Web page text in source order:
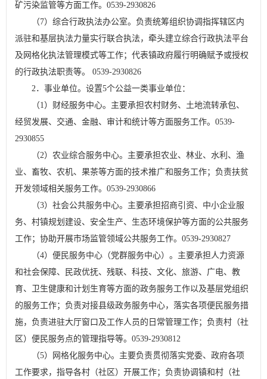
矿污染监管等方面工作。0539-2930826
（7）综合行政执法办公室。负责统筹组织协调指挥辖区内
派驻和基层执法力量实行联合执法，牵头建立综合行政执法平台
及网格化执法管理模式等工作；代表镇政府履行明确赋予或授权
的行政执法职责等。 0539-2930826
2．事业单位。设置5个公益一类事业单位：
（1）财经服务中心。主要承担农村财务、土地流转承包、
经贸发展、交通、金融、审计和统计等方面服务工作。0539-
2930855
（2）农业综合服务中心。主要承担农业、林业、水利、渔
业、畜牧、农机、果茶等方面的技术推广和服务工作；负责扶贫
开发领域相关服务工作。0539-2930866
（3）社会公共服务中心。主要承担招商引资、中小企业服
务、村镇规划建设、安全生产、生态环境保护等方面的公共服务
工作；协助开展市场监管领域公共服务工作。0539-2930827
（4）便民服务中心（党群服务中心）。主要承担人力资源
和社会保障、民政优抚、残联、科技、文化、旅游、广电、教
育、卫生健康和计划生育等方面的政务服务工作以及基层党组织
的服务工作；负责对接县级政务服务中心，落实各项便民服务措
施，负责进驻大厅窗口及工作人员的日常管理工作；负责村（社
区）便民服务点的管理指导等。0539-2930812
（5）网格化服务中心。主要负责贯彻落实党委、政府各项
工作要求，指导各村（社区）开展工作；负责协调镇和村（社